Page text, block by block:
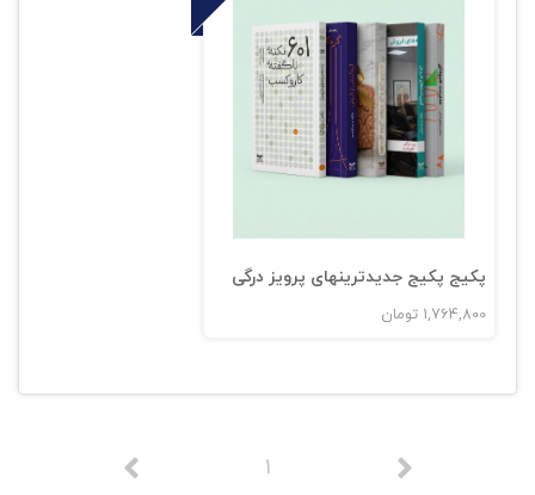
پکیج پکیج جدیدترینهای پرویز درگی
1,764,800 تومان
1